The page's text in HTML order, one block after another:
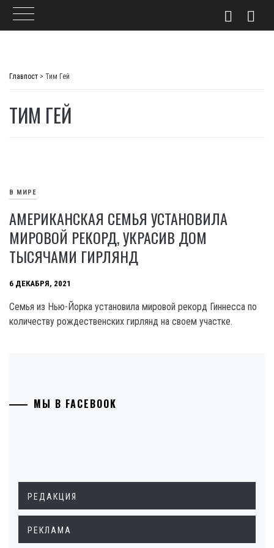
Главпост > Тим Гей
ТИМ ГЕЙ
В МИРЕ
АМЕРИКАНСКАЯ СЕМЬЯ УСТАНОВИЛА
МИРОВОЙ РЕКОРД, УКРАСИВ ДОМ
ТЫСЯЧАМИ ГИРЛЯНД
6 ДЕКАБРЯ, 2021
Семья из Нью-Йорка установила мировой рекорд Гиннесса по
количеству рождественских гирлянд на своем участке.
МЫ В FACEBOOK
РЕДАКЦИЯ
РЕКЛАМА